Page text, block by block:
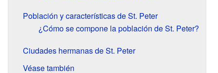
Población y características de St. Peter
¿Cómo se compone la población de St. Peter?
Ciudades hermanas de St. Peter
Véase también